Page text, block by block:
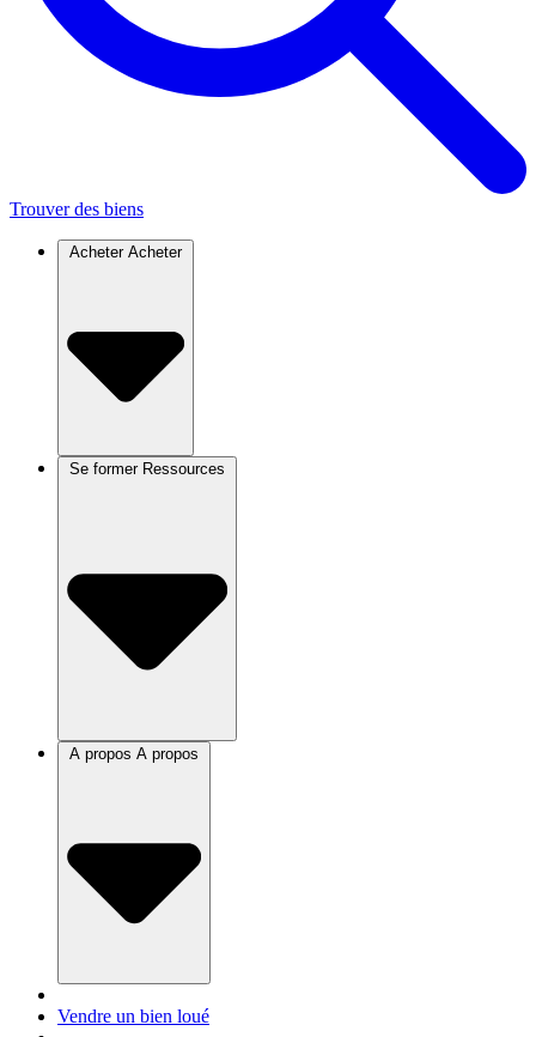
Trouver des biens
Acheter Acheter
Se former
A propos
Vendre un bien loué